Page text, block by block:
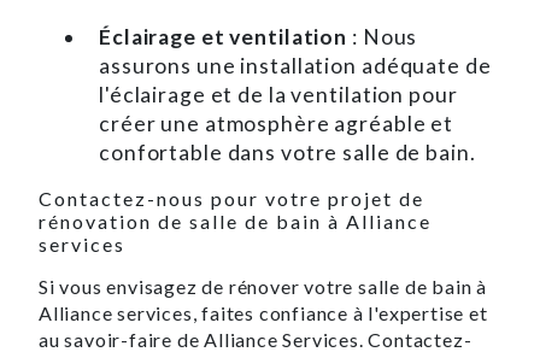
Éclairage et ventilation : Nous
assurons une installation adéquate de
l'éclairage et de la ventilation pour
créer une atmosphère agréable et
confortable dans votre salle de bain.
Contactez-nous pour votre projet de
rénovation de salle de bain à Alliance
services
Si vous envisagez de rénover votre salle de bain à
Alliance services, faites confiance à l'expertise et
au savoir-faire de Alliance Services. Contactez-